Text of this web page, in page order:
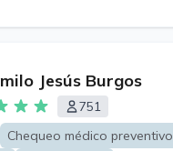
Jesús Burgos
751
Chequeo médico preventivo